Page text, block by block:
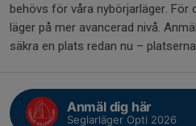
behövs för våra nybörjarläger. För
läger på mer avancerad nivå.
säkra en plats redan nu –
Anmäl dig här
Seglarläger Opti 2026